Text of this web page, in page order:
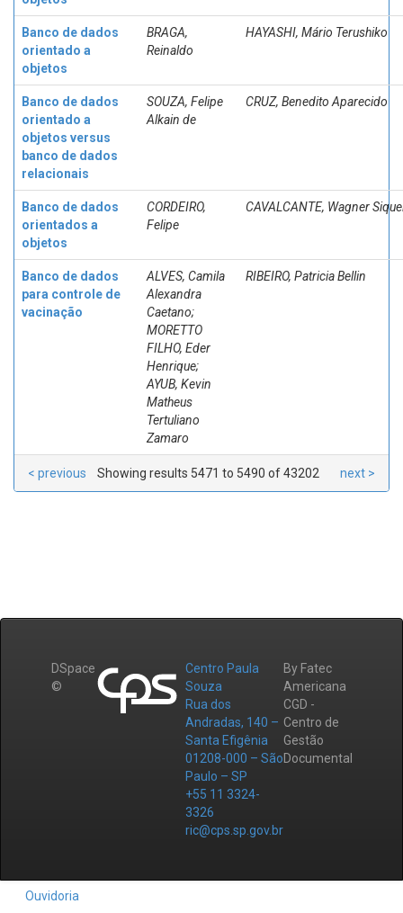
Banco de dados
orientado a
objetos
BRAGA,
Reinaldo
HAYASHI, Mário Terushiko
Banco de dados
orientado a
objetos versus
banco de dados
relacionais
SOUZA, Felipe
Alkain de
CRUZ, Benedito Aparecido
Banco de dados
orientados a
objetos
CORDEIRO,
Felipe
CAVALCANTE, Wagner
Banco de dados
para controle de
vacinação
ALVES, Camila
Alexandra
Caetano;
MORETTO
FILHO, Eder
Henrique;
AYUB, Kevin
Matheus
Tertuliano
Zamaro
RIBEIRO, Patricia Bellin
Showing results 5471 to 5490 of 43202
< previous next >
DSpace
©
Centro Paula
Souza
Rua dos
Andradas, 140 –
Santa Efigênia
01208-000 – São
Paulo – SP
+55 11 3324-
3326
ric@cps.sp.gov.br
By Fatec
Americana
CGD -
Centro de
Gestão
Documental
Ouvidoria